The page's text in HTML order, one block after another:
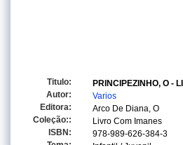
Titulo:
PRINCIPEZINHO, O -
Autor:
Varios
Editora:
Arco De Diana, O
Coleção::
Livro Com Imanes
ISBN:
978-989-626-384-3